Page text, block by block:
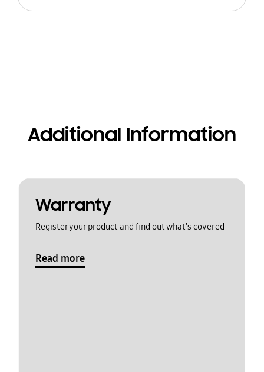
Additional Information
Warranty
Register your product and find out what's covered
Read more